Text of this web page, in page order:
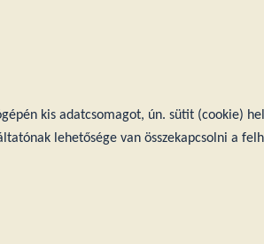
kis adatcsomagot, ún. sütit (cookie)
lehetősége van összekapcsolni a